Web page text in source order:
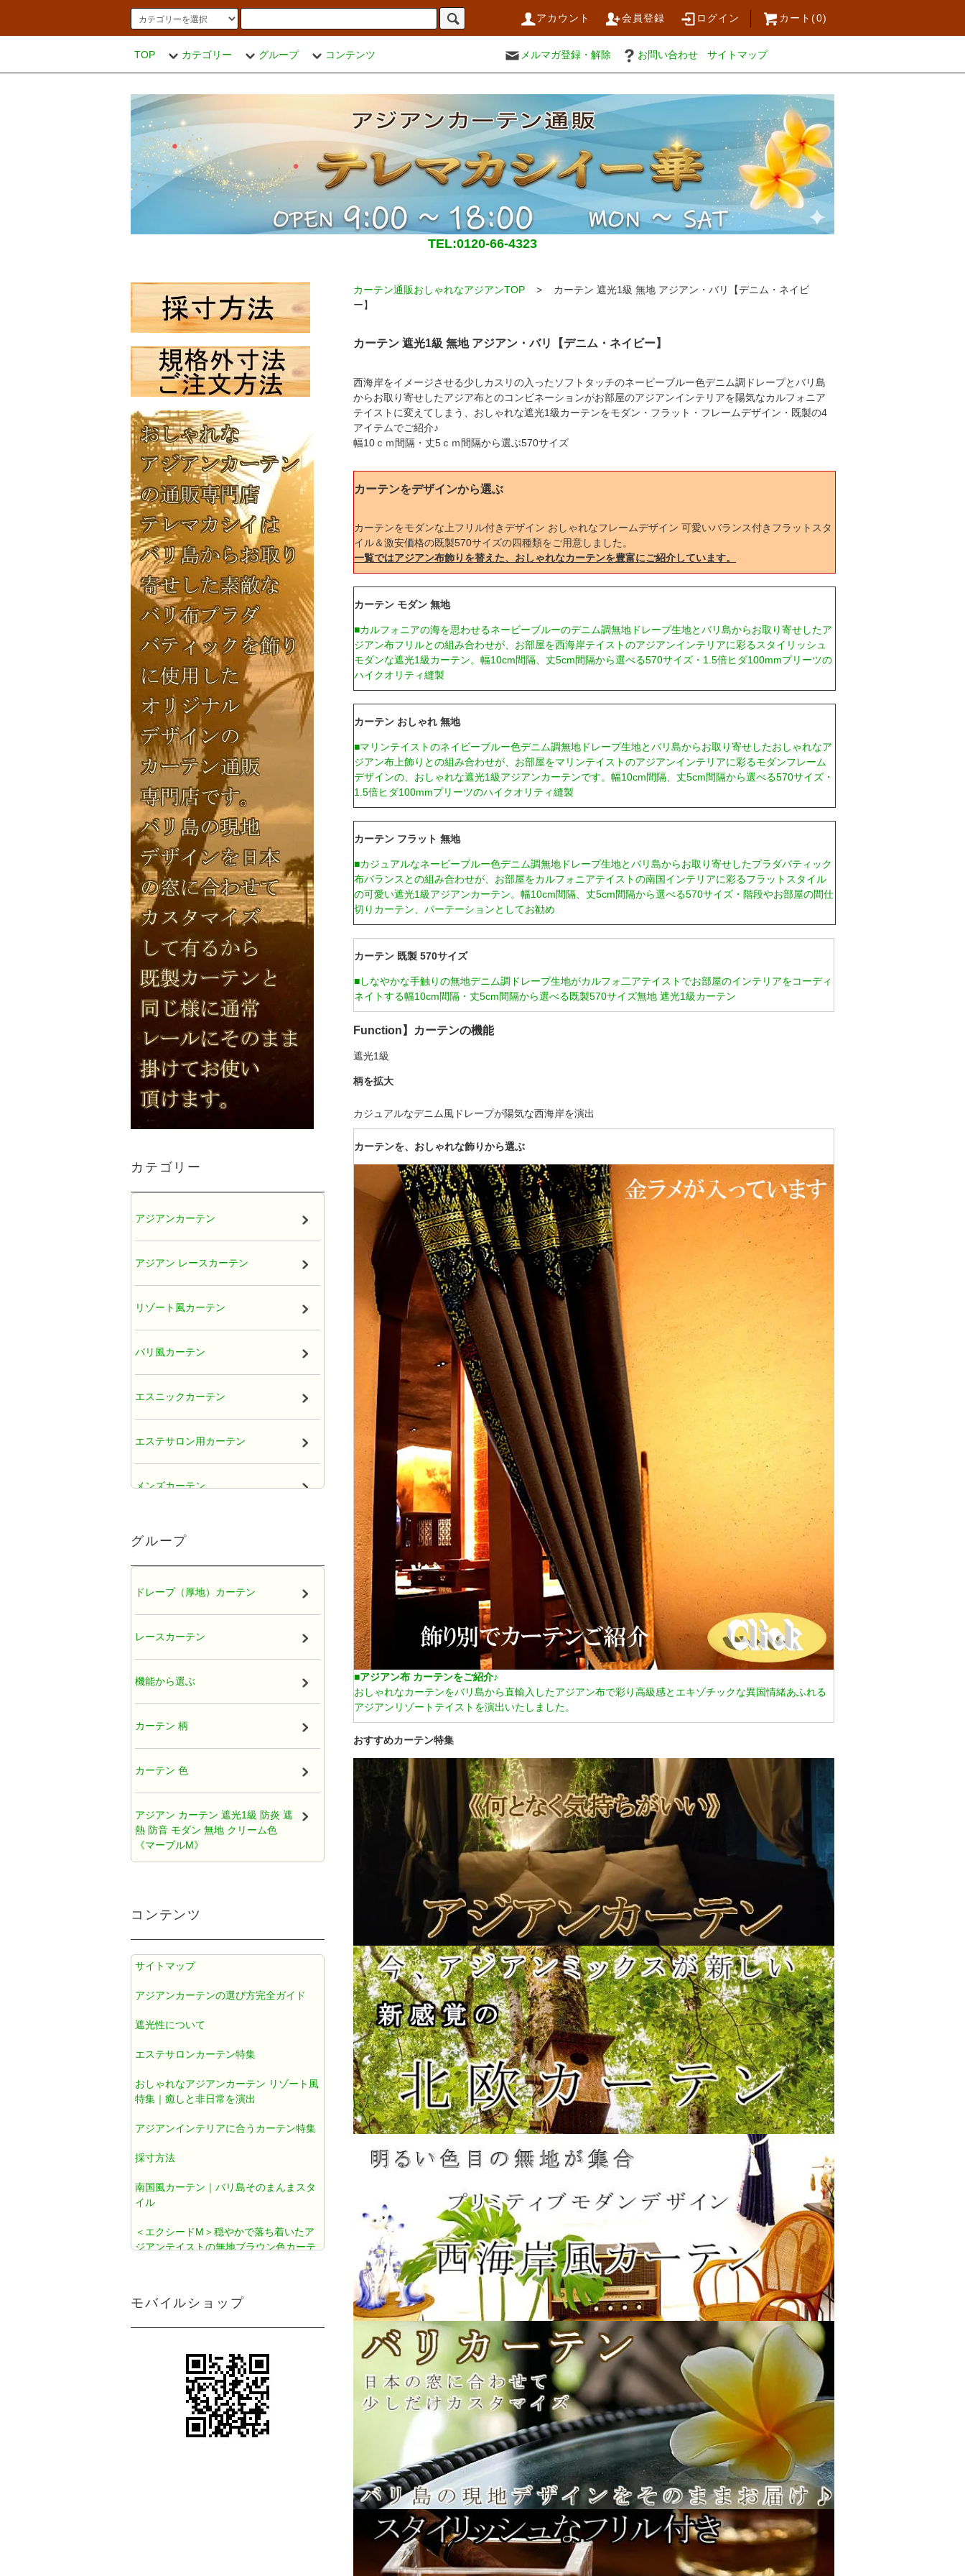
アカウント 会員登録 ログイン カート(0)
TOP カテゴリー グループ コンテンツ メルマガ登録・解除 お問い合わせ サイトマップ
TEL:0120-66-4323
カーテン通販おしゃれなアジアンTOP > カーテン 遮光1級 無地 アジアン・バリ【デニム・ネイビ
ー】
カーテン 遮光1級 無地 アジアン・バリ【デニム・ネイビー】
西海岸をイメージさせる少しカスリの入ったソフトタッチのネービーブルー色デニム調ドレープとバリ島
からお取り寄せしたアジア布とのコンビネーションがお部屋のアジアンインテリアを陽気なカルフォニア
テイストに変えてしまう、おしゃれな遮光1級カーテンをモダン・フラット・フレームデザイン・既製の4
アイテムでご紹介♪
幅10ｃｍ間隔・丈5ｃｍ間隔から選ぶ570サイズ
カーテンをデザインから選ぶ
カーテンをモダンな上フリル付きデザイン おしゃれなフレームデザイン 可愛いバランス付きフラットスタ
イル＆激安価格の既製570サイズの四種類をご用意しました。
一覧ではアジアン布飾りを替えた、おしゃれなカーテンを豊富にご紹介しています。
カーテン モダン 無地
■カルフォニアの海を思わせるネービーブルーのデニム調無地ドレープ生地とバリ島からお取り寄せしたア
ジアン布フリルとの組み合わせが、お部屋を西海岸テイストのアジアンインテリアに彩るスタイリッシュ
モダンな遮光1級カーテン。幅10cm間隔、丈5cm間隔から選べる570サイズ・1.5倍ヒダ100mmプリーツの
ハイクオリティ縫製
カーテン おしゃれ 無地
■マリンテイストのネイビーブルー色デニム調無地ドレープ生地とバリ島からお取り寄せしたおしゃれなア
ジアン布上飾りとの組み合わせが、お部屋をマリンテイストのアジアンインテリアに彩るモダンフレーム
デザインの、おしゃれな遮光1級アジアンカーテンです。幅10cm間隔、丈5cm間隔から選べる570サイズ・
1.5倍ヒダ100mmプリーツのハイクオリティ縫製
カーテン フラット 無地
■カジュアルなネービーブルー色デニム調無地ドレープ生地とバリ島からお取り寄せしたプラダバティック
布バランスとの組み合わせが、お部屋をカルフォニアテイストの南国インテリアに彩るフラットスタイル
の可愛い遮光1級アジアンカーテン。幅10cm間隔、丈5cm間隔から選べる570サイズ・階段やお部屋の間仕
切りカーテン、パーテーションとしてお勧め
カーテン 既製 570サイズ
■しなやかな手触りの無地デニム調ドレープ生地がカルフォ二アテイストでお部屋のインテリアをコーディ
ネイトする幅10cm間隔・丈5cm間隔から選べる既製570サイズ無地 遮光1級カーテン
Function】カーテンの機能
遮光1級
柄を拡大
カジュアルなデニム風ドレープが陽気な西海岸を演出
カーテンを、おしゃれな飾りから選ぶ
■アジアン布 カーテンをご紹介♪
おしゃれなカーテンをバリ島から直輸入したアジアン布で彩り高級感とエキゾチックな異国情緒あふれる
アジアンリゾートテイストを演出いたしました。
おすすめカーテン特集
カテゴリー
アジアンカーテン
アジアン レースカーテン
リゾート風カーテン
バリ風カーテン
エスニックカーテン
エステサロン用カーテン
メンズカーテン
ひだ無しフラットカーテン
グループ
ドレープ（厚地）カーテン
レースカーテン
機能から選ぶ
カーテン 柄
カーテン 色
アジアン カーテン 遮光1級 防炎 遮
熱 防音 モダン 無地 クリーム色
《マーブルM》
M》
アジアン カーテン 遮光1級 防炎 遮
ードM》
色ダマスク柄《ジャカルタM》
アジアン カーテン おしゃれ 遮光1
T》
アジアン カーテン 遮光1級 モダン
ブラウン色 ストライプ柄 《ライ
コンテンツ
サイトマップ
アジアンカーテンの選び方完全ガイド
遮光性について
エステサロンカーテン特集
おしゃれなアジアンカーテン リゾート風
特集｜癒しと非日常を演出
アジアンインテリアに合うカーテン特集
採寸方法
南国風カーテン｜バリ島そのまんまスタ
イル
＜エクシードM＞穏やかで落ち着いたア
ジアンテイストの無地ブラウン色カーテ
力を引き出すクリーム色カーテン
さと異国情緒をプラス
シンプルながらも都会的で洗練されたア
ジアンインテリアを引き出すカーテン＜
ライトM＞グレー
モバイルショップ